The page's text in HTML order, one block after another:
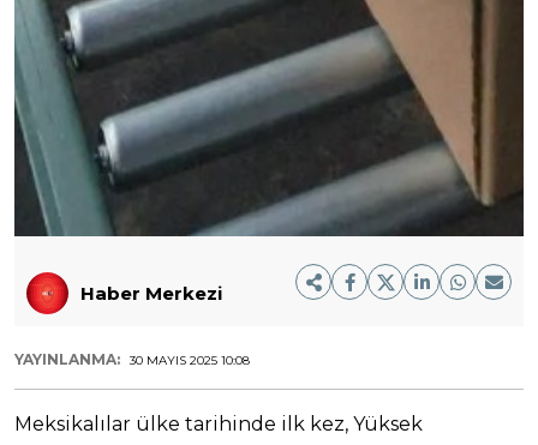
Haber Merkezi
YAYINLANMA: 30 MAYIS 2025 10:08
Meksikalılar ülke tarihinde ilk kez, Yüksek